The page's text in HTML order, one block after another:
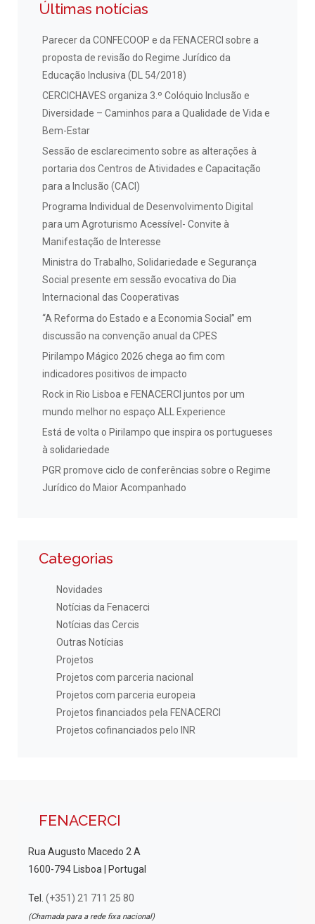
Últimas notícias
Parecer da CONFECOOP e da FENACERCI sobre a
proposta de revisão do Regime Jurídico da
Educação Inclusiva (DL 54/2018)
CERCICHAVES organiza 3.º Colóquio Inclusão e
Diversidade – Caminhos para a Qualidade de Vida e
Bem-Estar
Sessão de esclarecimento sobre as alterações à
portaria dos Centros de Atividades e Capacitação
para a Inclusão (CACI)
Programa Individual de Desenvolvimento Digital
para um Agroturismo Acessível- Convite à
Manifestação de Interesse
Ministra do Trabalho, Solidariedade e Segurança
Social presente em sessão evocativa do Dia
Internacional das Cooperativas
“A Reforma do Estado e a Economia Social” em
discussão na convenção anual da CPES
Pirilampo Mágico 2026 chega ao fim com
indicadores positivos de impacto
Rock in Rio Lisboa e FENACERCI juntos por um
mundo melhor no espaço ALL Experience
Está de volta o Pirilampo que inspira os portugueses
à solidariedade
PGR promove ciclo de conferências sobre o Regime
Jurídico do Maior Acompanhado
Categorias
Novidades
Notícias da Fenacerci
Notícias das Cercis
Outras Notícias
Projetos
Projetos com parceria nacional
Projetos com parceria europeia
Projetos financiados pela FENACERCI
Projetos cofinanciados pelo INR
FENACERCI
Rua Augusto Macedo 2 A
1600-794 Lisboa | Portugal
Tel. (+351) 21 711 25 80
(Chamada para a rede fixa nacional)